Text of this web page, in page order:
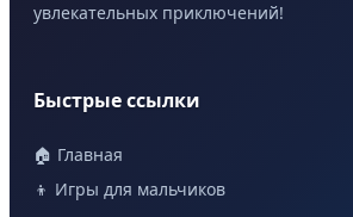
увлекательных приключений!
Быстрые ссылки
🏠 Главная
👦 Игры для мальчиков